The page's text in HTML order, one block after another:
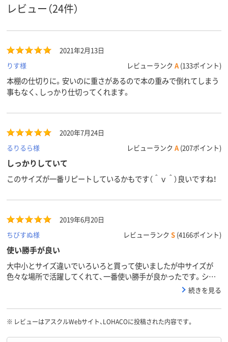
レビュー（24件）
2021年2月13日
りす様
レビューランク A (133ポイント)
本棚の仕切りに。安いのに重さがあるので本の重みで倒れてしまう
事もなく、しっかり仕切ってくれます。
2020年7月24日
るりるら様
レビューランク A (207ポイント)
しっかりしていて
このサイズが一番リピートしているかもです（＾ｖ＾）良いですね！
2019年6月20日
ちびすぬ様
レビューランク S (4166ポイント)
使い勝手が良い
大中小とサイズ違いでいろいろと買って使いましたが中サイズが
色々な場所で活躍してくれて、一番使い勝手が良かったです。シン
続きを見る
※ レビューはアスクルWebサイト、LOHACOに投稿された内容です。